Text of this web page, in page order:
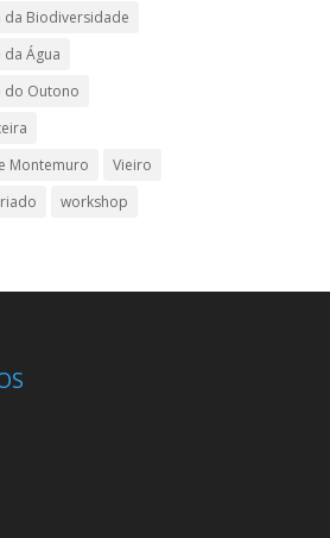
da Biodiversidade
da Água
do Outono
Montemuro
Vieiro
workshop